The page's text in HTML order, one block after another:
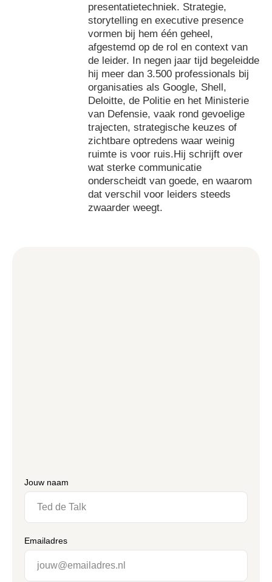
presentatietechniek. Strategie,
storytelling en executive presence
vormen bij hem één geheel,
afgestemd op de rol en context van
de leider. In negen jaar tijd begeleidde
hij meer dan 3.500 professionals bij
organisaties als Google, Shell,
Deloitte, de Politie en het Ministerie
van Defensie, vaak rond gevoelige
trajecten, strategische keuzes of
zichtbare optredens waar weinig
ruimte is voor ruis.Hij schrijft over
wat sterke communicatie
onderscheidt van goede, en waarom
dat verschil voor leiders steeds
zwaarder weegt.
Jouw naam
Emailadres